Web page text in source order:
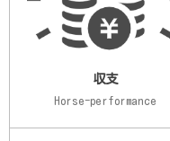
収支
Horse-performance